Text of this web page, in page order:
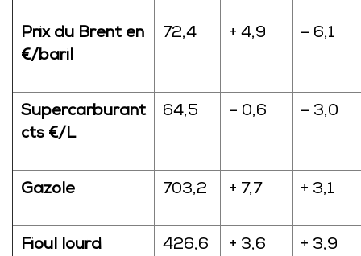
Prix du Brent en
€/baril
72,4 + 4,9 – 6,1
Supercarburant
cts €/L
64,5 – 0,6 – 3,0
Gazole 703,2 + 7,7 + 3,1
Fioul lourd 426,6 + 3,6 + 3,9